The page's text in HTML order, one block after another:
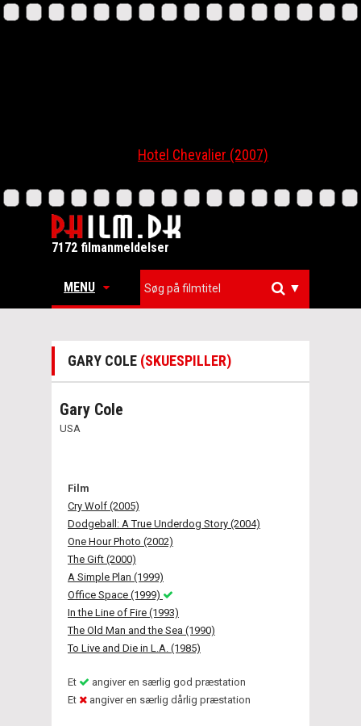
Hotel Chevalier (2007)
7172 filmanmeldelser
MENU ▼
GARY COLE (SKUESPILLER)
Gary Cole
USA
Film
Cry Wolf (2005)
Dodgeball: A True Underdog Story (2004)
One Hour Photo (2002)
The Gift (2000)
A Simple Plan (1999)
Office Space (1999)
In the Line of Fire (1993)
The Old Man and the Sea (1990)
To Live and Die in L.A. (1985)
Et
angiver en særlig god præstation
Et
angiver en særlig dårlig præstation